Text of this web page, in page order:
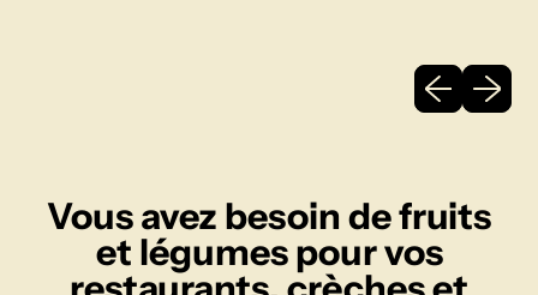
Diapositive
Vous avez besoin de fruits
et légumes pour vos